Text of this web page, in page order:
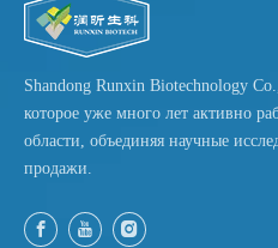
вызывать воспаление в
получения. Разработчики
целевым слоем кожи и заявить о
от названия. Составы с разной
и низким молекулярным весом)
источника требует проверки
содержание глюкуроновой кислоты,
тяжелые металлы, микробные
Соответствие классам и
Shandong Runxin Biotechnology
которое уже много лет активно
области, объединяя научные
продажи.